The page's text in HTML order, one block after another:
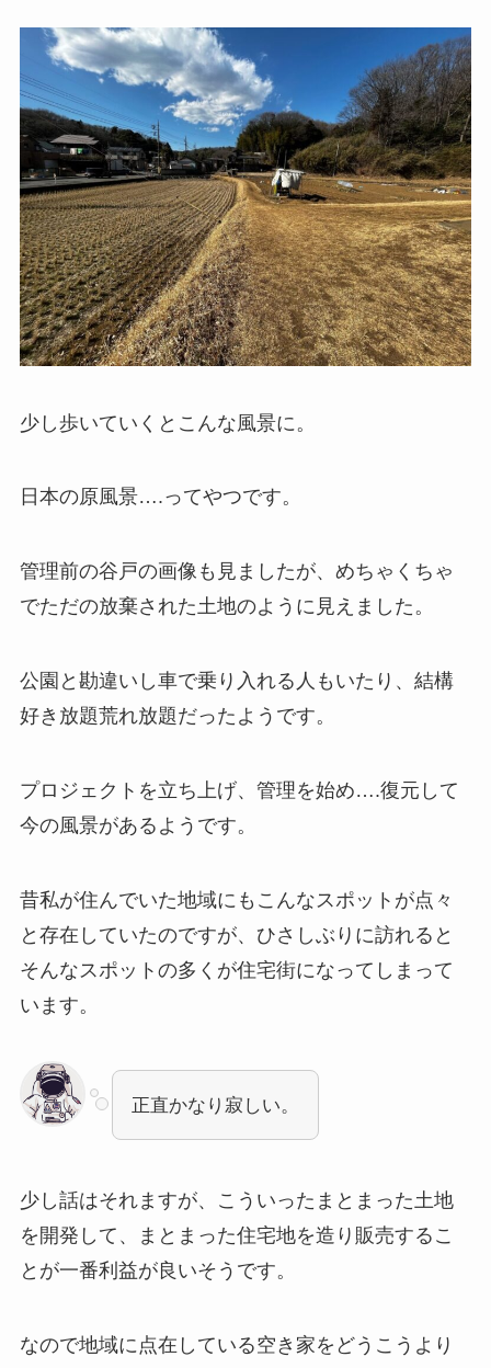
少し歩いていくとこんな風景に。
日本の原風景….ってやつです。
管理前の谷戸の画像も見ましたが、めちゃくちゃ
でただの放棄された土地のように見えました。
公園と勘違いし車で乗り入れる人もいたり、結構
好き放題荒れ放題だったようです。
プロジェクトを立ち上げ、管理を始め….復元して
今の風景があるようです。
昔私が住んでいた地域にもこんなスポットが点々
と存在していたのですが、ひさしぶりに訪れると
そんなスポットの多くが住宅街になってしまって
います。
正直かなり寂しい。
少し話はそれますが、こういったまとまった土地
を開発して、まとまった住宅地を造り販売するこ
とが一番利益が良いそうです。
なので地域に点在している空き家をどうこうより